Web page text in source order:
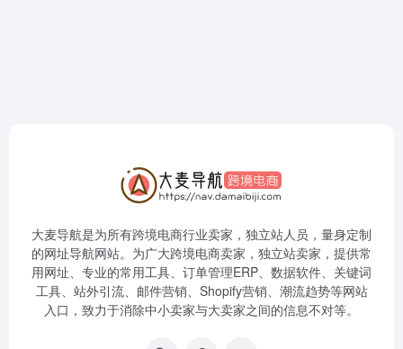
大麦导航是为所有跨境电商行业卖家，独立站人员，量身定制
的网址导航网站。为广大跨境电商卖家，独立站卖家，提供常
用网址、专业的常用工具、订单管理ERP、数据软件、关键词
工具、站外引流、邮件营销、Shopify营销、潮流趋势等网站
入口，致力于消除中小卖家与大卖家之间的信息不对等。